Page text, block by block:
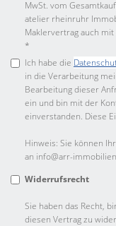
MwSt. vom
atelier rheinruhr
Maklervertrag auch
*
Ich habe die
in die Verarbeitung
Bearbeitung dieser
ein und bin mit der
einverstanden. Diese
Hinweis: Sie können
an info@arr-
Widerrufsrecht
Sie haben das Recht,
diesen Vertrag zu